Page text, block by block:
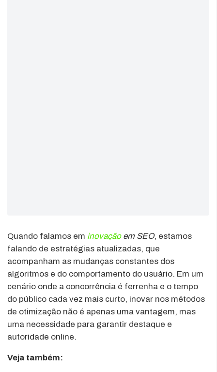
Quando falamos em inovaçãoem SEO, estamos
falando de estratégias atualizadas, que
acompanham as mudanças constantes dos
algoritmos e do comportamento do usuário. Em um
cenário onde a concorrência é ferrenha e o tempo
do público cada vez mais curto, inovar nos métodos
de otimização não é apenas uma vantagem, mas
uma necessidade para garantir destaque e
autoridade online.
Veja também: